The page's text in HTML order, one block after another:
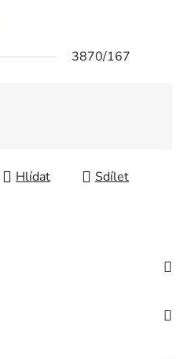
3870/167
Hlídat Sdílet